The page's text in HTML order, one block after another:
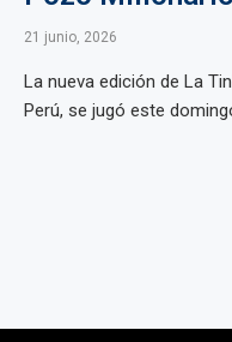
21 junio, 2026
La nueva edición de La
Perú, se jugó este